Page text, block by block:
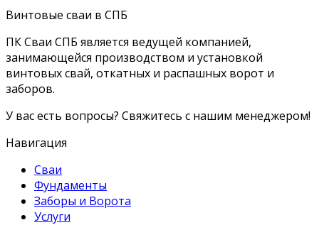
Винтовые сваи в СПБ
ПК Сваи СПБ является ведущей компанией,
занимающейся производством и установкой
винтовых свай, откатных и распашных ворот и
заборов.
У вас есть вопросы? Свяжитесь с нашим менеджером!
Навигация
Сваи
Фундаменты
Заборы и Ворота
Услуги